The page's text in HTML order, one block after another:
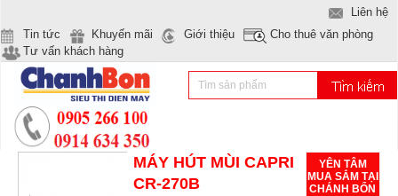
Liên hệ
Tin tức
Khuyến mãi Giới thiệu
Cho thuê văn phòng
Tư vấn khách hàng
MÁY HÚT MÙI CAPRI
CR-270B
YÊN TÂM
MUA SẮM TẠI
CHÁNH BỔN